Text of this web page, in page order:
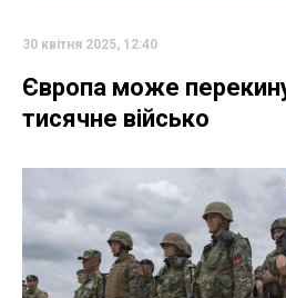
30 квітня 2025, 12:40
Європа може
тисячне військо